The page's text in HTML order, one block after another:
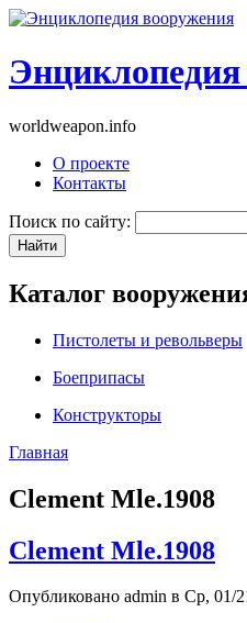
worldweapon.info
О проекте
Контакты
Поиск по сайту:
Каталог
Пистолеты и револьверы
Боеприпасы
Конструкторы
Главная
Clement Mle.1908
Clement Mle.1908
Опубликовано admin в Ср, 01/